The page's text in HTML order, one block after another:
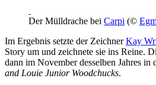
Der Mülldrache bei Carpi (©
Im Ergebnis setzte der ZeichnerKay
Story um und zeichnete sie ins Reine.
dann im November desselben Jahres in
and Louie Junior Woodchucks.